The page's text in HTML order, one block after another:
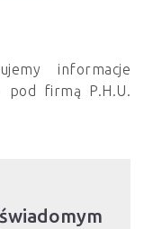
informacje
pod firmą P.H.U.